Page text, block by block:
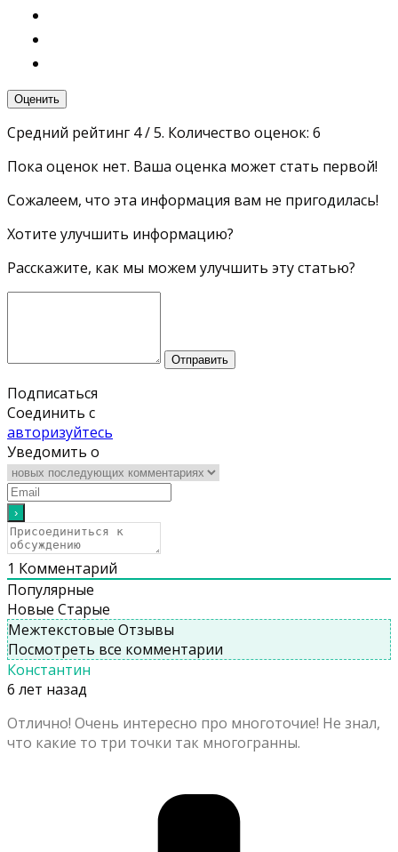
Оценить
Средний рейтинг 4/ 5. Количество оценок: 6
Пока оценок нет. Ваша оценка может стать первой!
Сожалеем, что эта информация вам не пригодилась!
Хотите улучшить информацию?
Расскажите, как мы можем улучшить эту статью?
Отправить
Подписаться
Соединить с
авторизуйтесь
Уведомить о
1 Комментарий
Популярные
Новые Старые
Межтекстовые Отзывы
Посмотреть все комментарии
Константин
6 лет назад
Отлично! Очень интересно про многоточие! Не знал,
что какие то три точки так многогранны.